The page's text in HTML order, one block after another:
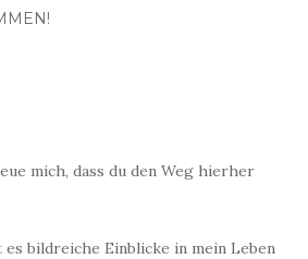
mich, dass du den Weg hierher
bildreiche Einblicke in mein Leben